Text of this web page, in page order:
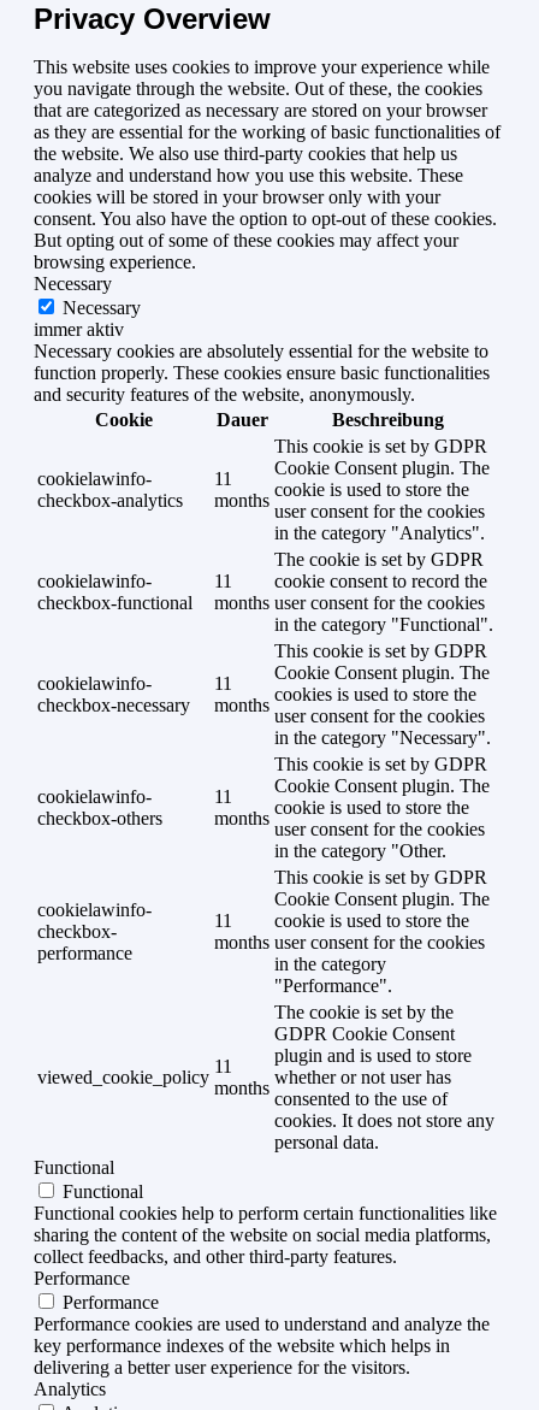
Privacy Overview
This website uses cookies to improve your experience while
you navigate through the website. Out of these, the cookies
that are categorized as necessary are stored on your browser
as they are essential for the working of basic functionalities of
the website. We also use third-party cookies that help us
analyze and understand how you use this website. These
cookies will be stored in your browser only with your
consent. You also have the option to opt-out of these cookies.
But opting out of some of these cookies may affect your
browsing experience.
Necessary
Necessary
immer aktiv
Necessary cookies are absolutely essential for the website to
function properly. These cookies ensure basic functionalities
and security features of the website, anonymously.
Cookie
Dauer Beschreibung
cookielawinfo-
checkbox-analytics
11
months
This cookie is set by GDPR
Cookie Consent plugin. The
cookie is used to store the
user consent for the cookies
in the category "Analytics".
cookielawinfo-
checkbox-functional
11
months
The cookie is set by GDPR
cookie consent to record the
user consent for the cookies
in the category "Functional".
cookielawinfo-
checkbox-necessary
11
months
This cookie is set by GDPR
Cookie Consent plugin. The
cookies is used to store the
user consent for the cookies
in the category "Necessary".
cookielawinfo-
checkbox-others
11
months
This cookie is set by GDPR
Cookie Consent plugin. The
cookie is used to store the
user consent for the cookies
in the category "Other.
cookielawinfo-
checkbox-
performance
11
months
This cookie is set by GDPR
Cookie Consent plugin. The
cookie is used to store the
user consent for the cookies
in the category
"Performance".
viewed_cookie_policy
11
months
The cookie is set by the
GDPR Cookie Consent
plugin and is used to store
whether or not user has
consented to the use of
cookies. It does not store any
personal data.
Functional
Functional
Functional cookies help to perform certain functionalities like
sharing the content of the website on social media platforms,
collect feedbacks, and other third-party features.
Performance
Performance
Performance cookies are used to understand and analyze the
key performance indexes of the website which helps in
delivering a better user experience for the visitors.
Analytics